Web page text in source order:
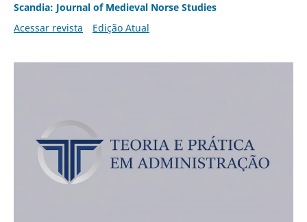
Scandia: Journal of Medieval Norse Studies
Acessar revista
Edição Atual